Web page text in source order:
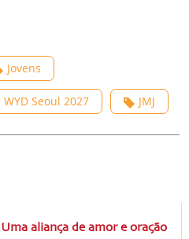
Jovens
WYD Seoul 2027 JMJ
Uma aliança de amor e oração